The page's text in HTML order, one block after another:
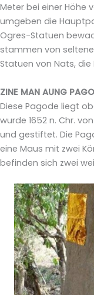
Meter bei einer Höhe
umgeben die
Ogres-Statuen
stammen von
Statuen von Nats, die
ZINE MAN AUNG
Diese Pagode liegt
wurde 1652 n. Chr.
und gestiftet. Die
eine Maus mit zwei
befinden sich zwei